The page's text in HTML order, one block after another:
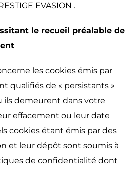
EVASION .
le recueil préalable de
les cookies émis par
qualifiés de « persistants »
ils demeurent dans votre
effacement ou leur date
cookies étant émis par des
et leur dépôt sont soumis à
de confidentialité dont